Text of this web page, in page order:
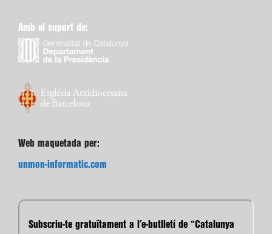
Amb el suport de:
Web maquetada per:
unmon-informatic.com
Subscriu-te gratuïtament a l’e-butlletí de “Catalunya